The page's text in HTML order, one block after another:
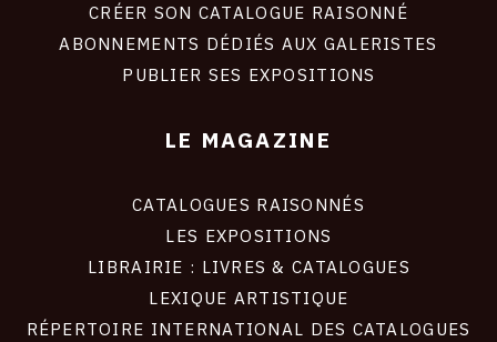
CRÉER SON CATALOGUE RAISONNÉ
ABONNEMENTS DÉDIÉS AUX GALERISTES
PUBLIER SES EXPOSITIONS
LE MAGAZINE
CATALOGUES RAISONNÉS
LES EXPOSITIONS
LIBRAIRIE : LIVRES & CATALOGUES
LEXIQUE ARTISTIQUE
RÉPERTOIRE INTERNATIONAL DES CATALOGUES